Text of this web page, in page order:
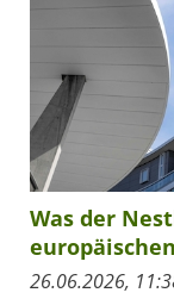
Was der
26.06.2026,